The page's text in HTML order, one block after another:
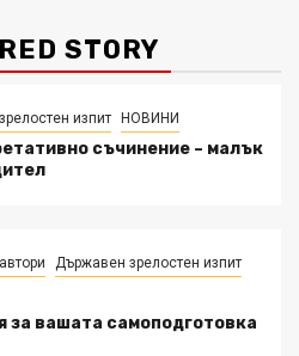
STORY
изпит НОВИНИ
съчинение – малък
Държавен зрелостен изпит
за вашата самоподготовка